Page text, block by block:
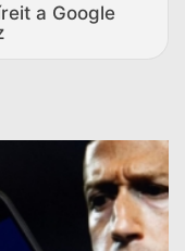
a Google